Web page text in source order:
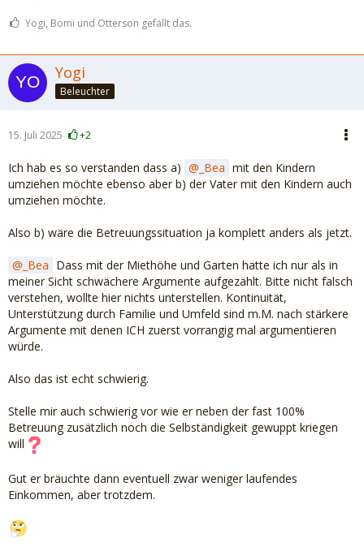
Yogi, Bomi und Otterson gefällt das.
Yogi
Beleuchter
15. Juli 2025 +2
Ich hab es so verstanden dass a) _Bea mit den Kindern
umziehen möchte ebenso aber b) der Vater mit den Kindern auch
umziehen möchte.
Also b) wäre die Betreuungssituation ja komplett anders als jetzt.
_Bea Dass mit der Miethöhe und Garten hatte ich nur als in
meiner Sicht schwächere Argumente aufgezählt. Bitte nicht falsch
verstehen, wollte hier nichts unterstellen. Kontinuität,
Unterstützung durch Familie und Umfeld sind m.M. nach stärkere
Argumente mit denen ICH zuerst vorrangig mal argumentieren
würde.
Also das ist echt schwierig.
Stelle mir auch schwierig vor wie er neben der fast 100%
Betreuung zusätzlich noch die Selbständigkeit gewuppt kriegen
will
Gut er bräuchte dann eventuell zwar weniger laufendes
Einkommen, aber trotzdem.